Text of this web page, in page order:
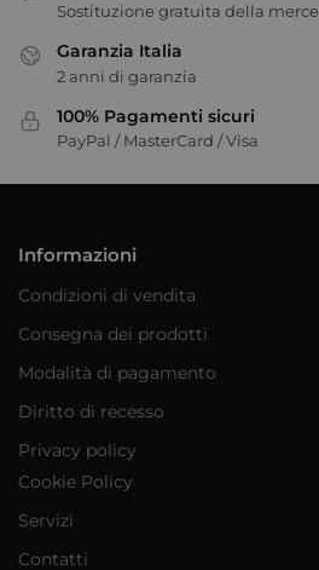
Sostituzione gratuita della merce
Garanzia Italia
2 anni di garanzia
100% Pagamenti sicuri
PayPal / MasterCard / Visa
Informazioni
Condizioni di vendita
Consegna dei prodotti
Modalità di pagamento
Diritto di recesso
Privacy policy
Cookie Policy
Servizi
Contatti